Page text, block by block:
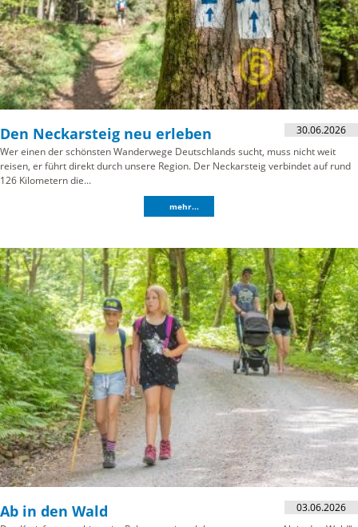
30.06.2026
Den Neckarsteig neu erleben
Wer einen der schönsten Wanderwege Deutschlands sucht, muss nicht weit
reisen, er führt direkt durch unsere Region. Der Neckarsteig verbindet auf rund
126 Kilometern die...
mehr...
03.06.2026
Ab in den Wald